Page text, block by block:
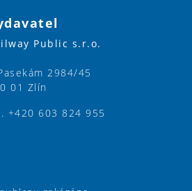
Public s.r.o.
2984/45
01 Zlín
+420 603 824 955